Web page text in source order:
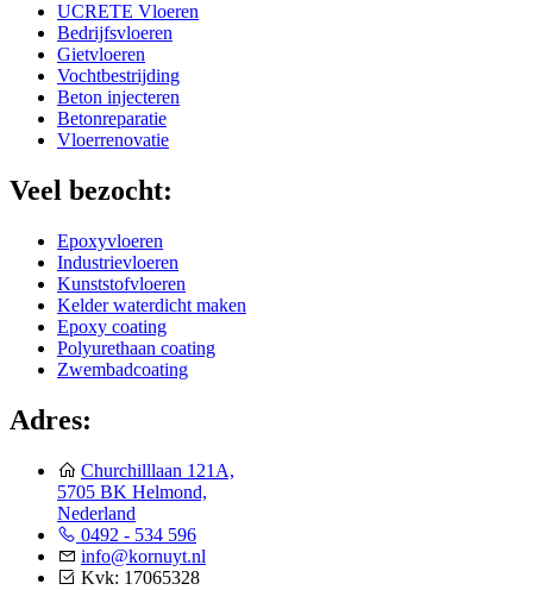
UCRETE Vloeren
Bedrijfsvloeren
Gietvloeren
Vochtbestrijding
Beton injecteren
Betonreparatie
Vloerrenovatie
Veel bezocht:
Epoxyvloeren
Industrievloeren
Kunststofvloeren
Kelder waterdicht maken
Epoxy coating
Polyurethaan coating
Zwembadcoating
Adres:
Churchilllaan 121A,
5705 BK Helmond,
Nederland
0492 - 534 596
info@kornuyt.nl
Kvk: 17065328